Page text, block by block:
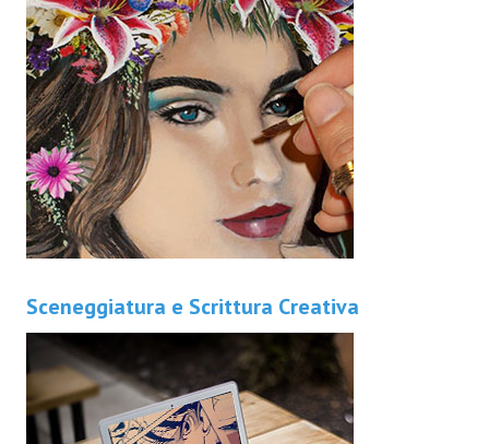
Sceneggiatura e Scrittura Creativa